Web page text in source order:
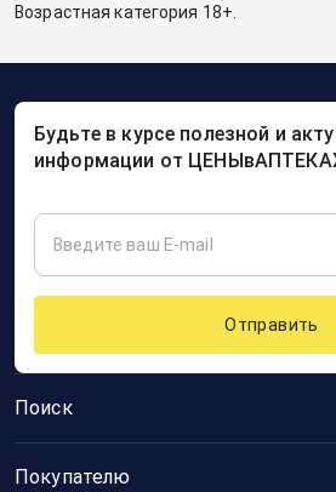
Возрастная категория 18+.
Поиск
Покупателю
Будьте в курсе полезной и
информации от
Отправить